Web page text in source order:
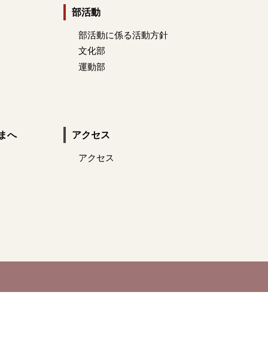
部活動
部活動に係る活動方針
文化部
運動部
へ アクセス
アクセス